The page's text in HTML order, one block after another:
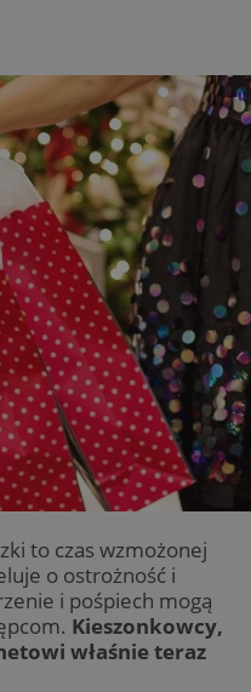
to czas wzmożonej
o ostrożność i
i pośpiech mogą
Kieszonkowcy,
właśnie teraz